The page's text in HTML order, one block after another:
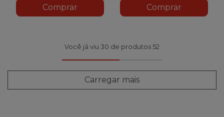
Comprar Comprar
Você já viu 30 de produtos 52
Carregar mais